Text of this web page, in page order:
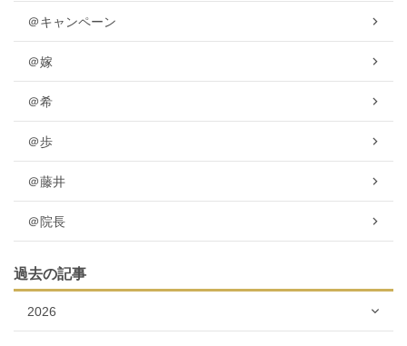
＠キャンペーン
＠嫁
＠希
＠歩
＠藤井
＠院長
過去の記事
2026